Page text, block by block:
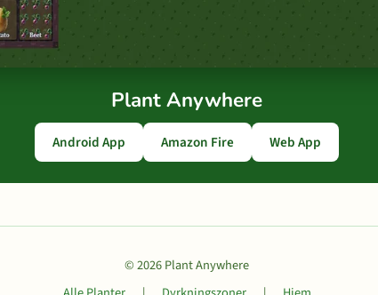
Plant Anywhere
Android App Amazon Fire Web App
© 2026 Plant Anywhere